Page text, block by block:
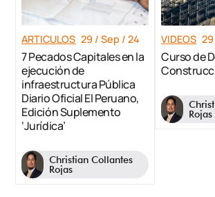
ARTICULOS 29 / Sep / 24
7 Pecados Capitales en la
ejecución de
infraestructura Pública
Diario Oficial El Peruano,
Edición Suplemento
‘Jurídica’
Christian Collantes
Rojas
VIDEOS
Curso de
Rojas